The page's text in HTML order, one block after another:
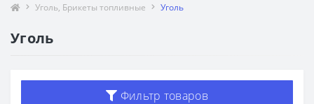
Уголь, Брикеты топливные Уголь
Уголь
Фильтр товаров